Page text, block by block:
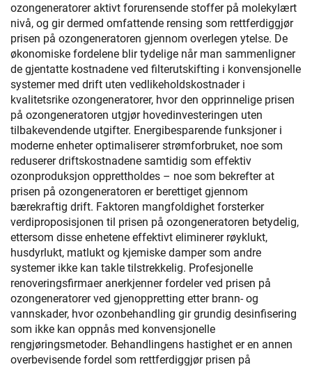
ozongeneratorer aktivt forurensende stoffer på molekylært
nivå, og gir dermed omfattende rensing som rettferdiggjør
prisen på ozongeneratoren gjennom overlegen ytelse. De
økonomiske fordelene blir tydelige når man sammenligner
de gjentatte kostnadene ved filterutskifting i konvensjonelle
systemer med drift uten vedlikeholdskostnader i
kvalitetsrike ozongeneratorer, hvor den opprinnelige prisen
på ozongeneratoren utgjør hovedinvesteringen uten
tilbakevendende utgifter. Energibesparende funksjoner i
moderne enheter optimaliserer strømforbruket, noe som
reduserer driftskostnadene samtidig som effektiv
ozonproduksjon opprettholdes – noe som bekrefter at
prisen på ozongeneratoren er berettiget gjennom
bærekraftig drift. Faktoren mangfoldighet forsterker
verdiproposisjonen til prisen på ozongeneratoren betydelig,
ettersom disse enhetene effektivt eliminerer røyklukt,
husdyrlukt, matlukt og kjemiske damper som andre
systemer ikke kan takle tilstrekkelig. Profesjonelle
renoveringsfirmaer anerkjenner fordeler ved prisen på
ozongeneratorer ved gjenoppretting etter brann- og
vannskader, hvor ozonbehandling gir grundig desinfisering
som ikke kan oppnås med konvensjonelle
rengjøringsmetoder. Behandlingens hastighet er en annen
overbevisende fordel som rettferdiggjør prisen på